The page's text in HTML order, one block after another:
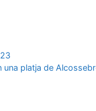
una platja de